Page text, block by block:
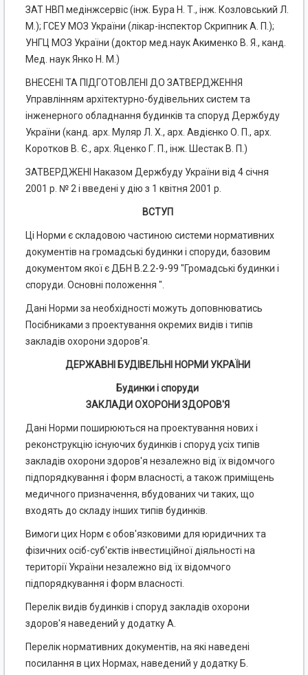
ЗАТ НВП медінжсервіс (інж. Бура Н. Т., інж. Козловський Л.
М.); ГСЕУ МОЗ України (лікар-інспектор Скрипник А. П.);
УНГЦ МОЗ України (доктор мед.наук Акименко В. Я., канд.
Мед. наук Янко Н. М.)
ВНЕСЕНІ ТА ПІДГОТОВЛЕНІ ДО ЗАТВЕРДЖЕННЯ
Управлінням архітектурно-будівельних систем та
інженерного обладнання будинків та споруд Держбуду
України (канд. арх. Муляр Л. Х., арх. Авдієнко О. П., арх.
Коротков В. Є., арх. Яценко Г. П., інж. Шестак В. П.)
ЗАТВЕРДЖЕНІ Наказом Держбуду України від 4 січня
2001 р. № 2 і введені у дію з 1 квітня 2001 р.
ВСТУП
Ці Норми є складовою частиною системи нормативних
документів на громадські будинки і споруди, базовим
документом якої є ДБН В.2.2-9-99 "Громадські будинки і
споруди. Основні положення ".
Дані Норми за необхідності можуть доповнюватись
Посібниками з проектування окремих видів і типів
закладів охорони здоров'я.
ДЕРЖАВНІ БУДІВЕЛЬНІ НОРМИ УКРАЇНИ
Будинки і споруди
ЗАКЛАДИ ОХОРОНИ ЗДОРОВ'Я
Дані Норми поширюються на проектування нових і
реконструкцію існуючих будинків і споруд усіх типів
закладів охорони здоров'я незалежно від їх відомчого
підпорядкування і форм власності, а також приміщень
медичного призначення, вбудованих чи таких, що
входять до складу інших типів будинків.
Вимоги цих Норм є обов'язковими для юридичних та
фізичних осіб-суб'єктів інвестиційної діяльності на
території України незалежно від їх відомчого
підпорядкування і форм власності.
Перелік видів будинків і споруд закладів охорони
здоров'я наведений у додатку А.
Перелік нормативних документів, на які наведені
посилання в цих Нормах, наведений у додатку Б.